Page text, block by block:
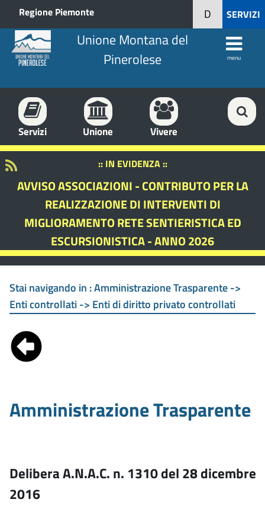
Regione Piemonte SERVIZI
D
Unione Montana del
Pinerolese
menu
Servizi Unione Vivere
:: IN EVIDENZA ::
AVVISO ASSOCIAZIONI - CONTRIBUTO PER LA
REALIZZAZIONE DI INTERVENTI DI
MIGLIORAMENTO RETE SENTIERISTICA ED
ESCURSIONISTICA - ANNO 2026
Stai navigando in :Amministrazione Trasparente ->
Enti controllati -> Enti di diritto privato controllati
Amministrazione Trasparente
Delibera A.N.A.C. n. 1310 del 28 dicembre
2016